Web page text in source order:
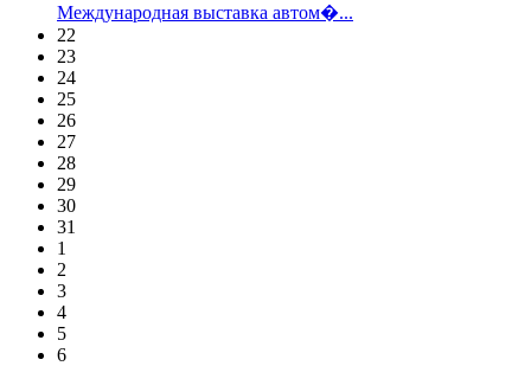
Международная выставка автом�...
22
23
24
25
26
27
28
29
30
31
1
2
3
4
5
6